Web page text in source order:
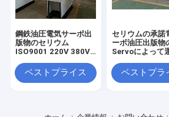
鋼鉄油圧電気サーボ出
版物のセリウム
ISO9001 220V 380V
ベストプライス
セリウムの承諾
ーボ油圧出版物
Servoによって
ベストプラ